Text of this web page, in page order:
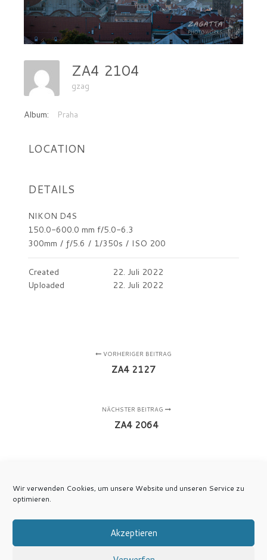
Wir verwenden Cookies, um unsere Website und unseren Service zu
optimieren.
Akzeptieren
ZA4 2104
gzag
Album: Praha
LOCATION
DETAILS
NIKON D4S
150.0-600.0 mm f/5.0-6.3
300mm / ƒ/5.6 / 1/350s / ISO 200
Created
22. Juli 2022
Uploaded
22. Juli 2022
VORHERIGER BEITRAG
ZA4 2127
NÄCHSTER BEITRAG
ZA4 2064